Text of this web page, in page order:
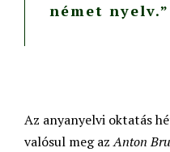
német nyelv.”
Az anyanyelvi oktatás
valósul meg azAnton